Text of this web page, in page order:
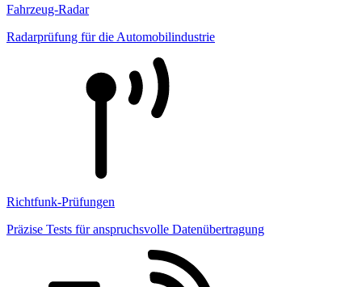
Fahrzeug-Radar
Radarprüfung für die Automobilindustrie
Richtfunk-Prüfungen
Präzise Tests für anspruchsvolle Datenübertragung